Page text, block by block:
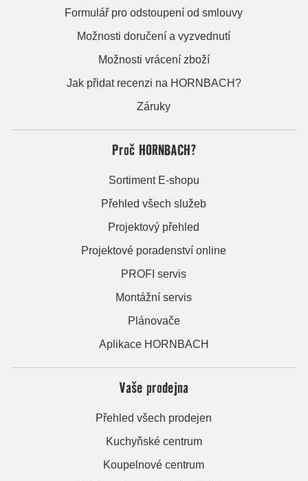
Formulář pro odstoupení od smlouvy
Možnosti doručení a vyzvednutí
Možnosti vrácení zboží
Jak přidat recenzi na HORNBACH?
Záruky
Proč HORNBACH?
Sortiment E-shopu
Přehled všech služeb
Projektový přehled
Projektové poradenství online
PROFI servis
Montážní servis
Plánovače
Aplikace HORNBACH
Vaše prodejna
Přehled všech prodejen
Kuchyňské centrum
Koupelnové centrum